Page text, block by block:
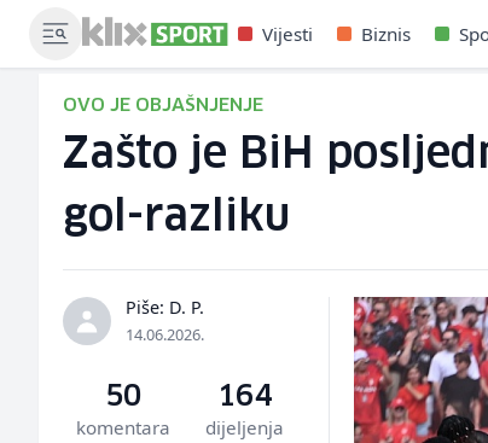
Vijesti Biznis
OVO JE OBJAŠNJENJE
Zašto je BiH
gol-razliku
Piše: D. P.
14.06.2026.
50
komentara
164
dijeljenja